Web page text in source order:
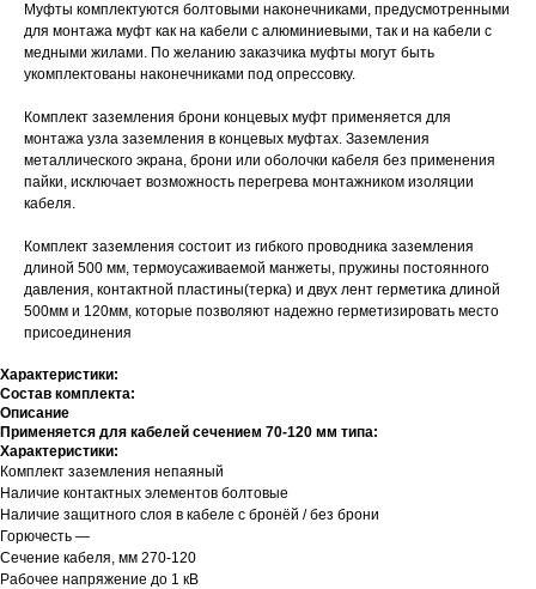
Муфты комплектуются болтовыми наконечниками, предусмотренными
для монтажа муфт как на кабели с алюминиевыми, так и на кабели с
медными жилами. По желанию заказчика муфты могут быть
укомплектованы наконечниками под опрессовку.
Комплект заземления брони концевых муфт применяется для
монтажа узла заземления в концевых муфтах. Заземления
металлического экрана, брони или оболочки кабеля без применения
пайки, исключает возможность перегрева монтажником изоляции
кабеля.
Комплект заземления состоит из гибкого проводника заземления
длиной 500 мм, термоусаживаемой манжеты, пружины постоянного
давления, контактной пластины(терка) и двух лент герметика длиной
500мм и 120мм, которые позволяют надежно герметизировать место
присоединения
Характеристики:
Состав комплекта:
Описание
Применяется для кабелей сечением 70-120 мм типа:
Характеристики:
Комплект заземления непаяный
Наличие контактных элементов болтовые
Наличие защитного слоя в кабеле с бронёй / без брони
Горючесть —
Сечение кабеля, мм 270-120
Рабочее напряжение до 1 кВ